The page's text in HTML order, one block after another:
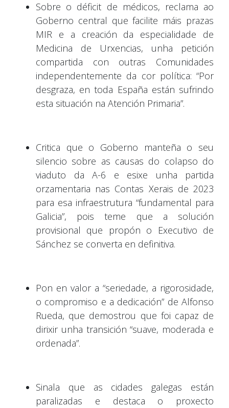
Sobre o déficit de médicos, reclama ao
Goberno central que facilite máis prazas
MIR e a creación da especialidade de
Medicina de Urxencias, unha petición
compartida con outras Comunidades
independentemente da cor política: “Por
desgraza, en toda España están sufrindo
esta situación na Atención Primaria”.
Critica que o Goberno manteña o seu
silencio sobre as causas do colapso do
viaduto da A-6 e esixe unha partida
orzamentaria nas Contas Xerais de 2023
para esa infraestrutura “fundamental para
Galicia”, pois teme que a solución
provisional que propón o Executivo de
Sánchez se converta en definitiva.
Pon en valor a “seriedade, a rigorosidade,
o compromiso e a dedicación” de Alfonso
Rueda, que demostrou que foi capaz de
dirixir unha transición “suave, moderada e
ordenada”.
Sinala que as cidades galegas están
paralizadas e destaca o proxecto